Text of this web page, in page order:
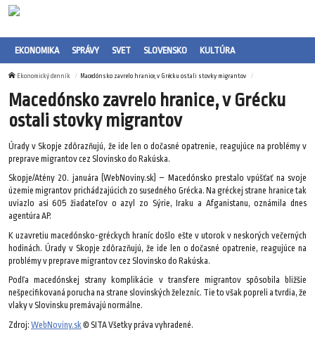
EKONOMIKA SPRÁVY SVET SLOVENSKO KULTÚRA
Ekonomický denník Macedónsko zavrelo hranice, v Grécku ostali stovky migrantov
Macedónsko zavrelo hranice, v Grécku
ostali stovky migrantov
Úrady v Skopje zdôrazňujú, že ide len o dočasné opatrenie, reagujúce na problémy v
preprave migrantov cez Slovinsko do Rakúska.
Skopje/Atény 20. januára (WebNoviny.sk) – Macedónsko prestalo vpúšťať na svoje
územie migrantov prichádzajúcich zo susedného Grécka. Na gréckej strane hranice tak
uviazlo asi 605 žiadateľov o azyl zo Sýrie, Iraku a Afganistanu, oznámila dnes
agentúra AP.
K uzavretiu macedónsko-gréckych hraníc došlo ešte v utorok v neskorých večerných
hodinách. Úrady v Skopje zdôrazňujú, že ide len o dočasné opatrenie, reagujúce na
problémy v preprave migrantov cez Slovinsko do Rakúska.
Podľa macedónskej strany komplikácie v transfere migrantov spôsobila bližšie
nešpecifikovaná porucha na strane slovinských železníc. Tie to však popreli a tvrdia, že
vlaky v Slovinsku premávajú normálne.
Zdroj: WebNoviny.sk © SITA Všetky práva vyhradené.